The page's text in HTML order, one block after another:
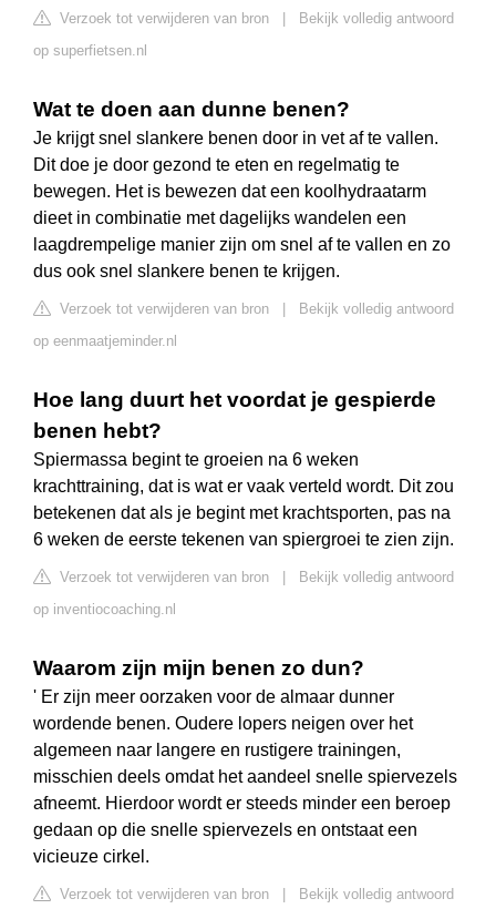
Verzoek tot verwijderen van bron
Bekijk volledig antwoord
op superfietsen.nl
Wat te doen aan dunne benen?
Je krijgt snel slankere benen door in vet af te vallen.
Dit doe je door gezond te eten en regelmatig te
bewegen. Het is bewezen dat een koolhydraatarm
dieet in combinatie met dagelijks wandelen een
laagdrempelige manier zijn om snel af te vallen en zo
dus ook snel slankere benen te krijgen.
Verzoek tot verwijderen van bron
Bekijk volledig antwoord
op eenmaatjeminder.nl
Hoe lang duurt het voordat je gespierde
benen hebt?
Spiermassa begint te groeien na 6 weken
krachttraining, dat is wat er vaak verteld wordt. Dit zou
betekenen dat als je begint met krachtsporten, pas na
6 weken de eerste tekenen van spiergroei te zien zijn.
Verzoek tot verwijderen van bron
Bekijk volledig antwoord
op inventiocoaching.nl
Waarom zijn mijn benen zo dun?
' Er zijn meer oorzaken voor de almaar dunner
wordende benen. Oudere lopers neigen over het
algemeen naar langere en rustigere trainingen,
misschien deels omdat het aandeel snelle spiervezels
afneemt. Hierdoor wordt er steeds minder een beroep
gedaan op die snelle spiervezels en ontstaat een
vicieuze cirkel.
Verzoek tot verwijderen van bron
Bekijk volledig antwoord